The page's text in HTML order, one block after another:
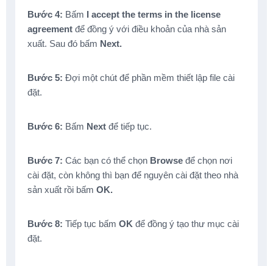
Bước 4: Bấm I accept the terms in the license
agreement để đồng ý với điều khoản của nhà sản
xuất. Sau đó bấm Next.
Bước 5: Đợi một chút để phần mềm thiết lập file cài
đặt.
Bước 6: Bấm Next để tiếp tục.
Bước 7: Các bạn có thể chọn Browse để chọn nơi
cài đặt, còn không thì bạn để nguyên cài đặt theo nhà
sản xuất rồi bấm OK.
Bước 8: Tiếp tục bấm OK để đồng ý tạo thư mục cài
đặt.